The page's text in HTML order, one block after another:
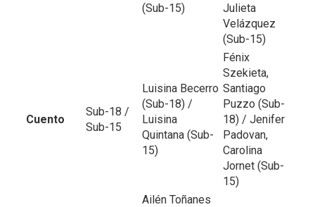
(Sub-15)
Julieta
Velázquez
(Sub-15)
Cuento
Sub-18 /
Sub-15
Luisina Becerro
(Sub-18) /
Luisina
Quintana (Sub-
15)
Fénix
Szekieta,
Santiago
Puzzo (Sub-
18) / Jenifer
Padovan,
Carolina
Jornet (Sub-
15)
Ailén Toñanes